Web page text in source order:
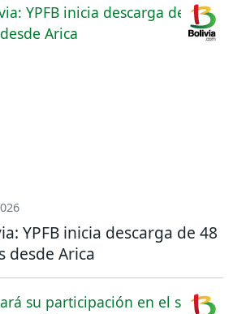
YPFB inicia descarga de 48
desde Arica